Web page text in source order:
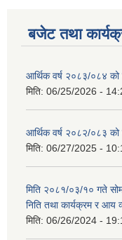
बजेट तथा
आर्थिक वर्ष २०८३/०८४ को
मिति: 06/25/2026 -
आर्थिक वर्ष २०८२/०८३ को
मिति: 06/27/2025 -
मिति २०८१/०३/१० गते
निति तथा कार्यक्रम र आय
मिति: 06/26/2024 -